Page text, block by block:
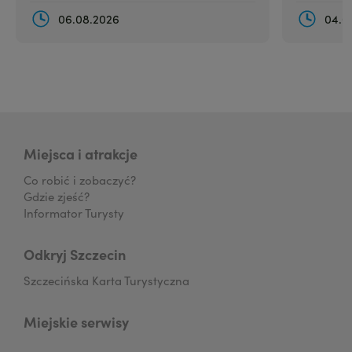
06.08.2026
Miejsca i atrakcje
Co robić i zobaczyć?
Gdzie zjeść?
Informator Turysty
Odkryj Szczecin
Szczecińska Karta Turystyczna
Miejskie serwisy